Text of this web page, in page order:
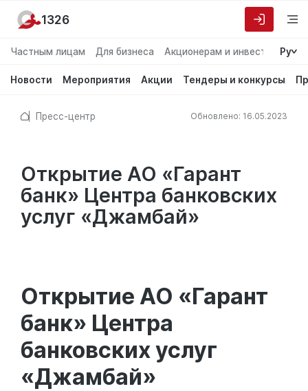
Частным лицам Для бизнеса Акционерам и инвесторам
Ру
Новости Мероприятия Акции Тендеры и конкурсы
1326
Пресс-центр Обновлено: 16.05.2023
Открытие АО «Гарант
банк» Центра банковских
услуг «Джамбай»
Открытие АО «Гарант
банк» Центра
банковских услуг
«Джамбай»